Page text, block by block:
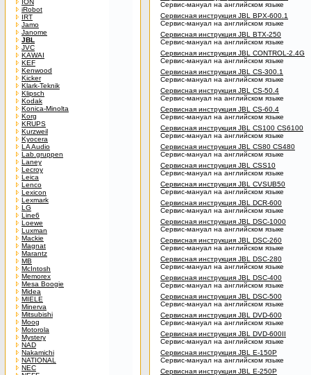
ION
iRobot
IRT
Jamo
Janome
JBL
JVC
KAWAI
KEF
Kenwood
Kicker
Klark-Teknik
Klipsch
Kodak
Konica-Minolta
Korg
KRUPS
Kurzweil
Kyocera
LA Audio
Lab.gruppen
Laney
Lecroy
Leica
Lenco
Lexicon
Lexmark
LG
Line6
Loewe
Luxman
Mackie
Magnat
Marantz
MB
McIntosh
Memorex
Mesa Boogie
Midea
MIELE
Minerva
Mitsubishi
Moog
Motorola
Mystery
NAD
Nakamichi
NATIONAL
NEC
Сервис-мануал на английском языке
Сервисная инструкция JBL BPX-600.1
Сервис-мануал на английском языке
Сервисная инструкция JBL BTX-250
Сервис-мануал на английском языке
Сервисная инструкция JBL CONTROL-2.4G
Сервис-мануал на английском языке
Сервисная инструкция JBL CS-300.1
Сервис-мануал на английском языке
Сервисная инструкция JBL CS-50.4
Сервис-мануал на английском языке
Сервисная инструкция JBL CS-60.4
Сервис-мануал на английском языке
Сервисная инструкция JBL CS100 CS6100
Сервис-мануал на английском языке
Сервисная инструкция JBL CS80 CS480
Сервис-мануал на английском языке
Сервисная инструкция JBL CSS10
Сервис-мануал на английском языке
Сервисная инструкция JBL CVSUB50
Сервис-мануал на английском языке
Сервисная инструкция JBL DCR-600
Сервис-мануал на английском языке
Сервисная инструкция JBL DSC-1000
Сервис-мануал на английском языке
Сервисная инструкция JBL DSC-260
Сервис-мануал на английском языке
Сервисная инструкция JBL DSC-280
Сервис-мануал на английском языке
Сервисная инструкция JBL DSC-400
Сервис-мануал на английском языке
Сервисная инструкция JBL DSC-500
Сервис-мануал на английском языке
Сервисная инструкция JBL DVD-600
Сервис-мануал на английском языке
Сервисная инструкция JBL DVD-600II
Сервис-мануал на английском языке
Сервисная инструкция JBL E-150P
Сервис-мануал на английском языке
Сервисная инструкция JBL E-250P